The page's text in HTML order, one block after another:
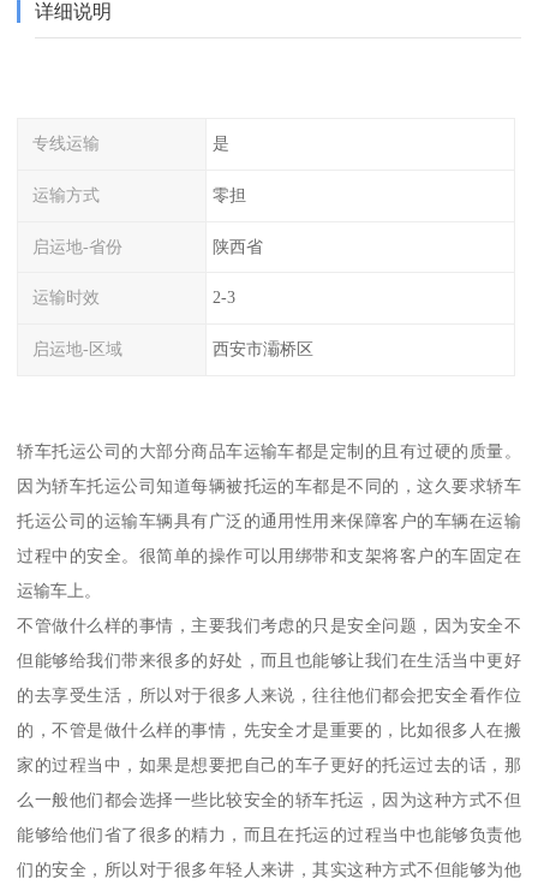
详细说明
专线运输 是
运输方式 零担
启运地-省份 陕西省
运输时效 2-3
启运地-区域 西安市灞桥区
轿车托运公司的大部分商品车运输车都是定制的且有过硬的质量。
因为轿车托运公司知道每辆被托运的车都是不同的，这久要求轿车
托运公司的运输车辆具有广泛的通用性用来保障客户的车辆在运输
过程中的安全。很简单的操作可以用绑带和支架将客户的车固定在
运输车上。
不管做什么样的事情，主要我们考虑的只是安全问题，因为安全不
但能够给我们带来很多的好处，而且也能够让我们在生活当中更好
的去享受生活，所以对于很多人来说，往往他们都会把安全看作位
的，不管是做什么样的事情，先安全才是重要的，比如很多人在搬
家的过程当中，如果是想要把自己的车子更好的托运过去的话，那
么一般他们都会选择一些比较安全的轿车托运，因为这种方式不但
能够给他们省了很多的精力，而且在托运的过程当中也能够负责他
们的安全，所以对于很多年轻人来讲，其实这种方式不但能够为他